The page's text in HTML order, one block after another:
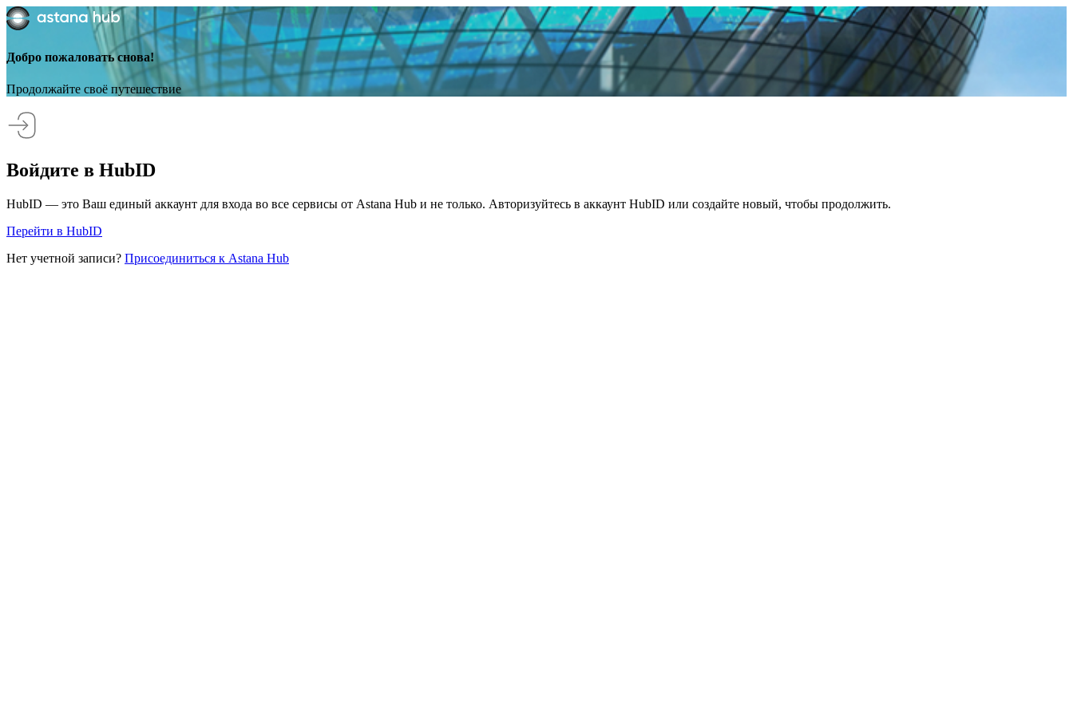
Добро пожаловать снова!
Продолжайте своё путешествие
Войдите в HubID
HubID — это Ваш единый аккаунт для входа во все сервисы от Astana Hub и не только. Авторизуйтесь в аккаунт HubID или создайте новый, чтобы продолжить.
Перейти в HubID
Нет учетной записи? Присоединиться к Astana Hub